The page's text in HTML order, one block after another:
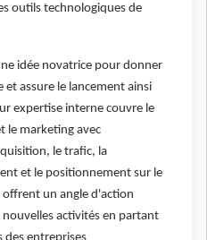
outils technologiques de
idée novatrice pour donner
assure le lancement ainsi
expertise interne couvre le
le marketing avec
le trafic, la
et le positionnement sur le
offrent un angle d'action
activités en partant